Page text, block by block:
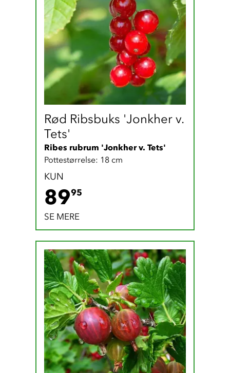
Rød Ribsbuks 'Jonkher v.
Tets'
Ribes rubrum 'Jonkher v. Tets'
Pottestørrelse: 18 cm
KUN
8995
SE MERE